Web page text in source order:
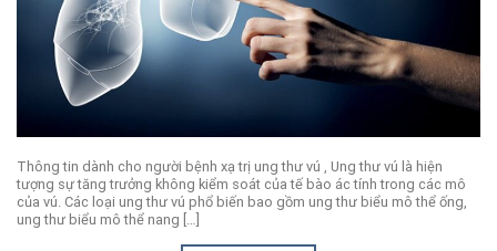
Thông tin dành cho người bệnh xạ trị ung thư vú , Ung thư vú là hiện
tượng sự tăng trưởng không kiểm soát của tế bào ác tính trong các mô
của vú. Các loại ung thư vú phổ biến bao gồm ung thư biểu mô thể ống,
ung thư biểu mô thể nang […]